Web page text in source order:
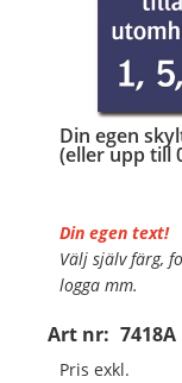
Din egen
(eller upp till
Art nr: 7418A
Din egen text!
Välj själv färg,
logga mm.
Material:Plan
Mått:
Pris exkl.